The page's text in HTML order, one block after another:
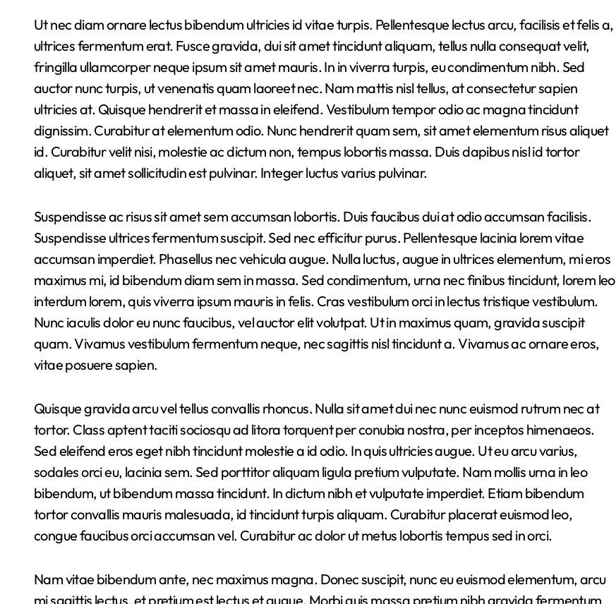
Ut nec diam ornare lectus bibendum ultricies id vitae turpis. Pellentesque lectus arcu, facilisis et felis a,
ultrices fermentum erat. Fusce gravida, dui sit amet tincidunt aliquam, tellus nulla consequat velit,
fringilla ullamcorper neque ipsum sit amet mauris. In in viverra turpis, eu condimentum nibh. Sed
auctor nunc turpis, ut venenatis quam laoreet nec. Nam mattis nisl tellus, at consectetur sapien
ultricies at. Quisque hendrerit et massa in eleifend. Vestibulum tempor odio ac magna tincidunt
dignissim. Curabitur at elementum odio. Nunc hendrerit quam sem, sit amet elementum risus aliquet
id. Curabitur velit nisi, molestie ac dictum non, tempus lobortis massa. Duis dapibus nisl id tortor
aliquet, sit amet sollicitudin est pulvinar. Integer luctus varius pulvinar.
Suspendisse ac risus sit amet sem accumsan lobortis. Duis faucibus dui at odio accumsan facilisis.
Suspendisse ultrices fermentum suscipit. Sed nec efficitur purus. Pellentesque lacinia lorem vitae
accumsan imperdiet. Phasellus nec vehicula augue. Nulla luctus, augue in ultrices elementum, mi eros
maximus mi, id bibendum diam sem in massa. Sed condimentum, urna nec finibus tincidunt, lorem leo
interdum lorem, quis viverra ipsum mauris in felis. Cras vestibulum orci in lectus tristique vestibulum.
Nunc iaculis dolor eu nunc faucibus, vel auctor elit volutpat. Ut in maximus quam, gravida suscipit
quam. Vivamus vestibulum fermentum neque, nec sagittis nisl tincidunt a. Vivamus ac ornare eros,
vitae posuere sapien.
Quisque gravida arcu vel tellus convallis rhoncus. Nulla sit amet dui nec nunc euismod rutrum nec at
tortor. Class aptent taciti sociosqu ad litora torquent per conubia nostra, per inceptos himenaeos.
Sed eleifend eros eget nibh tincidunt molestie a id odio. In quis ultricies augue. Ut eu arcu varius,
sodales orci eu, lacinia sem. Sed porttitor aliquam ligula pretium vulputate. Nam mollis urna in leo
bibendum, ut bibendum massa tincidunt. In dictum nibh et vulputate imperdiet. Etiam bibendum
tortor convallis mauris malesuada, id tincidunt turpis aliquam. Curabitur placerat euismod leo,
congue faucibus orci accumsan vel. Curabitur ac dolor ut metus lobortis tempus sed in orci.
Nam vitae bibendum ante, nec maximus magna. Donec suscipit, nunc eu euismod elementum, arcu
mi sagittis lectus, et pretium est lectus et augue. Morbi quis massa pretium nibh gravida fermentum